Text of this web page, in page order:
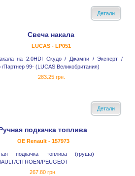
Детали
Свеча накала
LUCAS - LP051
на 2.0HDI Скудо / Джампи / Эксперт /
/Партнер 99- (LUCAS Великобритания)
283.25 грн.
Детали
подкачка топлива
OE Renault - 157973
подкачка топлива (груша)
CITROEN/PEUGEOT
267.80 грн.